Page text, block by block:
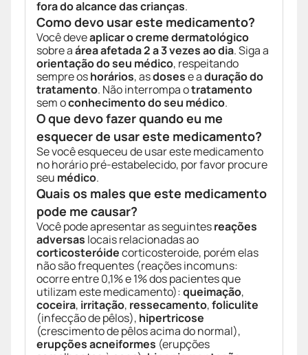
fora do alcance das crianças.
Como devo usar este medicamento?
Você deveaplicar o creme dermatológico
sobre aárea afetada2 a 3 vezes ao dia. Siga a
orientação do seu médico, respeitando
sempre oshorários, asdosese aduração do
tratamento. Não interrompa otratamento
sem oconhecimento do seu médico.
O que devo fazer quando eu me
esquecer de usar este medicamento?
Se você esqueceu de usar este medicamento
no horário pré-estabelecido, por favor procure
seu médico.
Quais os males que este medicamento
pode me causar?
Você pode apresentar as seguintesreações
adversas locais relacionadas ao
corticosteróidecorticosteroide, porém elas
não são frequentes (reações incomuns:
ocorre entre 0,1% e 1% dos pacientes que
utilizam este medicamento):queimação,
coceira, irritação, ressecamento,foliculite
(infecção de pêlos), hipertricose
(crescimento de pêlos acima do normal),
erupções acneiformes (erupções